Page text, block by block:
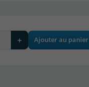
+ Ajouter au panier